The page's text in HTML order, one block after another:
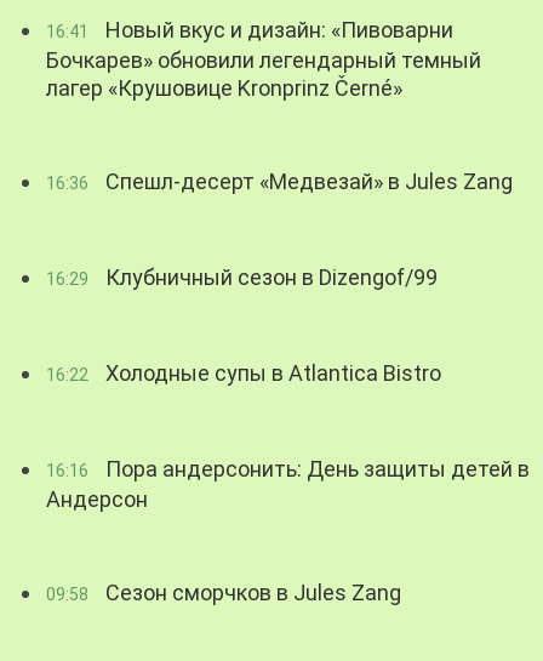
16:41
Новый вкус и дизайн: «Пивоварни
Бочкарев» обновили легендарный темный
лагер «Крушовице Kronprinz Černé»
16:36 Спешл-десерт «Медвезай» в Jules Zang
16:29 Клубничный сезон в Dizengof/99
16:22 Холодные супы в Atlantica Bistro
16:16
Пора андерсонить: День защиты детей в
Андерсон
09:58 Сезон сморчков в Jules Zang